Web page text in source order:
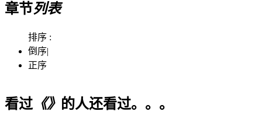
章节列表
排序 :
倒序|
正序
看过《》 的人还看过。。。